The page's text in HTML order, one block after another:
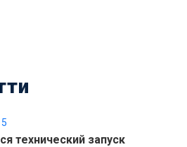
технический запуск